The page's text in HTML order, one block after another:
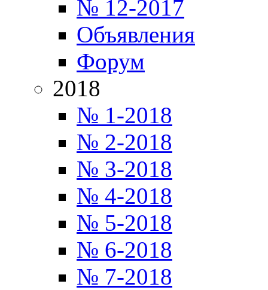
№ 12-2017
Объявления
Форум
2018
№ 1-2018
№ 2-2018
№ 3-2018
№ 4-2018
№ 5-2018
№ 6-2018
№ 7-2018